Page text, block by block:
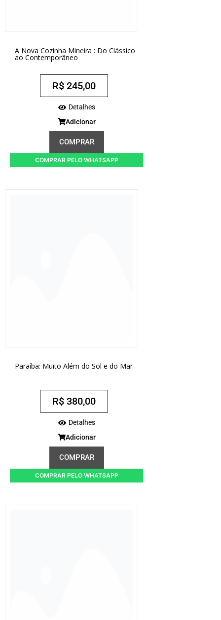
A Nova Cozinha Mineira : Do Clássico
ao Contemporâneo
R$ 245,00
Detalhes
Adicionar
COMPRAR
COMPRAR PELO WHATSAPP
Paraíba: Muito Além do Sol e do Mar
R$ 380,00
Detalhes
Adicionar
COMPRAR
COMPRAR PELO WHATSAPP